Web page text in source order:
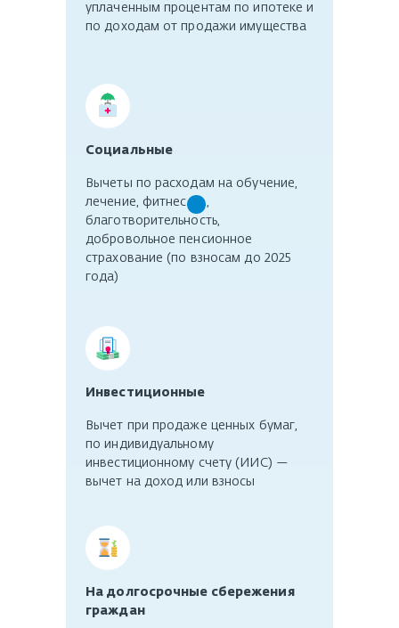
уплаченным процентам по ипотеке и
по доходам от продажи имущества
Социальные
Вычеты по расходам на обучение,
лечение, фитнес -- ,
благотворительность,
добровольное пенсионное
страхование (по взносам до 2025
года)
Инвестиционные
Вычет при продаже ценных бумаг,
по индивидуальному
инвестиционному счету (ИИС) —
вычет на доход или взносы
На долгосрочные сбережения
граждан